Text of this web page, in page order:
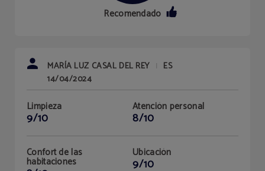
Recomendado
MARÍA LUZ CASAL DEL REY |
ES
14/04/2024
Limpieza
9/10
Atención personal
8/10
Confort de las
habitaciones
Ubicación
9/10